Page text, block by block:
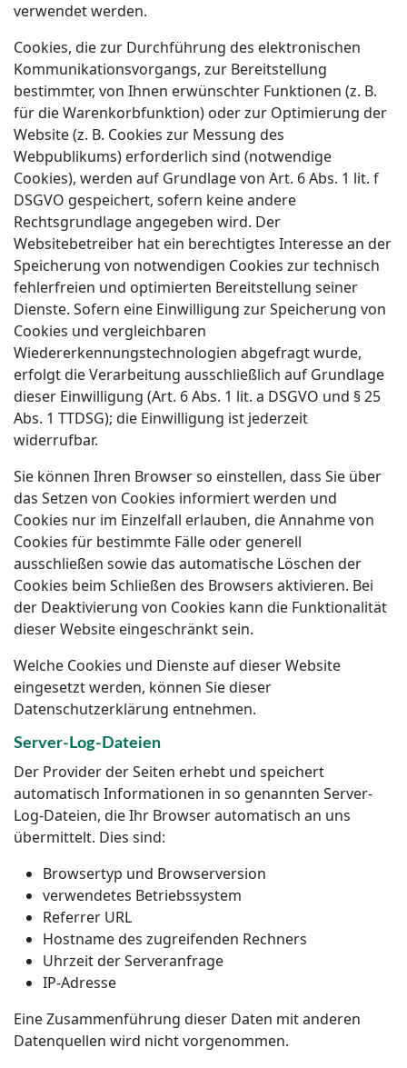
verwendet werden.
Cookies, die zur Durchführung des elektronischen
Kommunikationsvorgangs, zur Bereitstellung
bestimmter, von Ihnen erwünschter Funktionen (z. B.
für die Warenkorbfunktion) oder zur Optimierung der
Website (z. B. Cookies zur Messung des
Webpublikums) erforderlich sind (notwendige
Cookies), werden auf Grundlage von Art. 6 Abs. 1 lit. f
DSGVO gespeichert, sofern keine andere
Rechtsgrundlage angegeben wird. Der
Websitebetreiber hat ein berechtigtes Interesse an der
Speicherung von notwendigen Cookies zur technisch
fehlerfreien und optimierten Bereitstellung seiner
Dienste. Sofern eine Einwilligung zur Speicherung von
Cookies und vergleichbaren
Wiedererkennungstechnologien abgefragt wurde,
erfolgt die Verarbeitung ausschließlich auf Grundlage
dieser Einwilligung (Art. 6 Abs. 1 lit. a DSGVO und § 25
Abs. 1 TTDSG); die Einwilligung ist jederzeit
widerrufbar.
Sie können Ihren Browser so einstellen, dass Sie über
das Setzen von Cookies informiert werden und
Cookies nur im Einzelfall erlauben, die Annahme von
Cookies für bestimmte Fälle oder generell
ausschließen sowie das automatische Löschen der
Cookies beim Schließen des Browsers aktivieren. Bei
der Deaktivierung von Cookies kann die Funktionalität
dieser Website eingeschränkt sein.
Welche Cookies und Dienste auf dieser Website
eingesetzt werden, können Sie dieser
Datenschutzerklärung entnehmen.
Server-Log-Dateien
Der Provider der Seiten erhebt und speichert
automatisch Informationen in so genannten Server-
Log-Dateien, die Ihr Browser automatisch an uns
übermittelt. Dies sind:
Browsertyp und Browserversion
verwendetes Betriebssystem
Referrer URL
Hostname des zugreifenden Rechners
Uhrzeit der Serveranfrage
IP-Adresse
Eine Zusammenführung dieser Daten mit anderen
Datenquellen wird nicht vorgenommen.